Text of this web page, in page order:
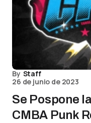
By Staff
26 de junio de 2023
Se Pospone
CMBA Punk